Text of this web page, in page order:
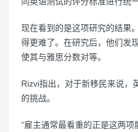
现在看到的是这项研究的结果
得更难了。在研究后，他们发
使其与雅思分数对等。
Rizvi指出，对于新移民来说，
的挑战。
“雇主通常最看重的正是这两项